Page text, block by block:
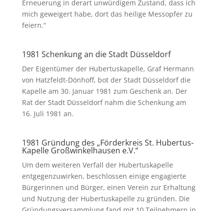
Erneuerung in derart unwürdigem Zustand, dass ich
mich geweigert habe, dort das heilige Messopfer zu
feiern.“
1981 Schenkung an die Stadt Düsseldorf
Der Eigentümer der Hubertuskapelle, Graf Hermann
von Hatzfeldt-Dönhoff, bot der Stadt Düsseldorf die
Kapelle am 30. Januar 1981 zum Geschenk an. Der
Rat der Stadt Düsseldorf nahm die Schenkung am
16. Juli 1981 an.
1981 Gründung des „Förderkreis St. Hubertus-
Kapelle Großwinkelhausen e.V.“
Um dem weiteren Verfall der Hubertuskapelle
entgegenzuwirken, beschlossen einige engagierte
Bürgerinnen und Bürger, einen Verein zur Erhaltung
und Nutzung der Hubertuskapelle zu gründen. Die